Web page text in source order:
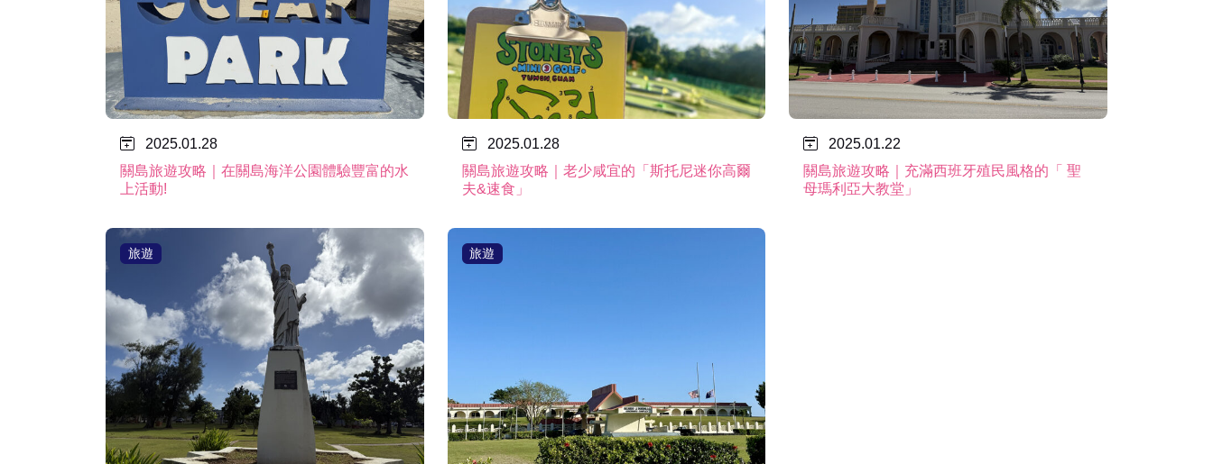
2025.01.28
關島旅遊攻略｜在關島海洋公園體驗豐富的水
上活動!
2025.01.28
關島旅遊攻略｜老少咸宜的「斯托尼迷你高爾
夫&速食」
2025.01.22
關島旅遊攻略｜充滿西班牙殖民風格的「 聖
母瑪利亞大教堂」
旅遊 旅遊